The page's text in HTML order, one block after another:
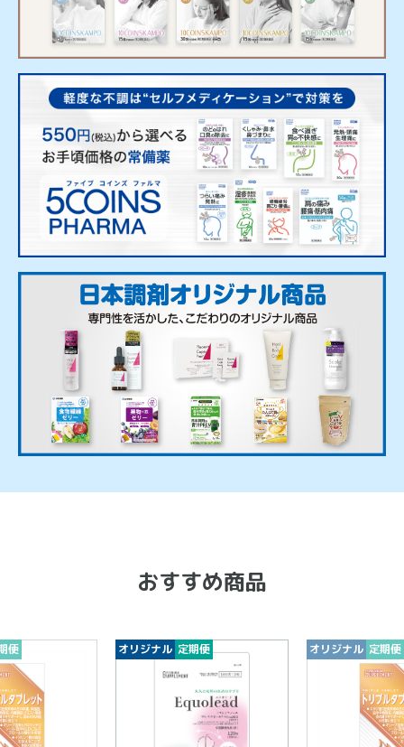
おすすめ商品
便 オリジナル 定期便 オリジナル 定期便